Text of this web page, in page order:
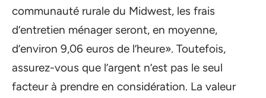
communauté rurale du Midwest, les frais
d’entretien ménager seront, en moyenne,
d’environ 9,06 euros de l’heure». Toutefois,
assurez-vous que l’argent n’est pas le seul
facteur à prendre en considération. La valeur